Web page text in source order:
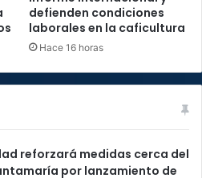
defienden condiciones
laborales en la caficultura
Hace 16 horas
reforzará medidas cerca del
por lanzamiento de